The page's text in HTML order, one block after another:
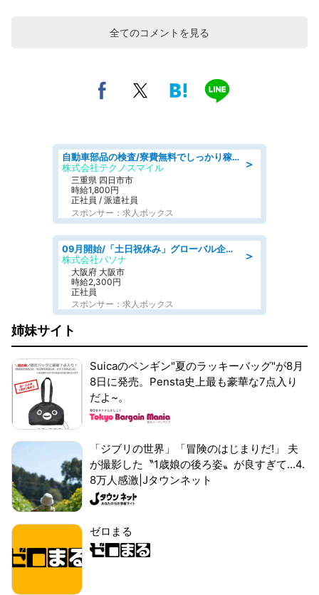
全てのコメントを見る
＞
自動車部品の検査/寮費無料でしっかり稼げる denso aichi
株式会社テクノスマイル
三重県 四日市市
時給1,800円
正社員 / 派遣社員
スポンサー：求人ボックス
＞
09月開始/「土日祝休み」グローバル企業での産業保健のお仕事/保健師/高時給/残業なし/服装自由
株式会社パソナ
大阪府 大阪市
時給2,300円
正社員
スポンサー：求人ボックス
姉妹サイト
Suicaのペンギン"夏のラッキーバッグ"が8月
8日に発売。Pensta史上最も豪華な7点入り
だよ~。
「ジブリの世界」「冒険のはじまりだ!」 夫
が撮影した〝1歳娘の後ろ姿〟が良すぎて...4.
8万人感激|Jタウンネット
ゼロまる